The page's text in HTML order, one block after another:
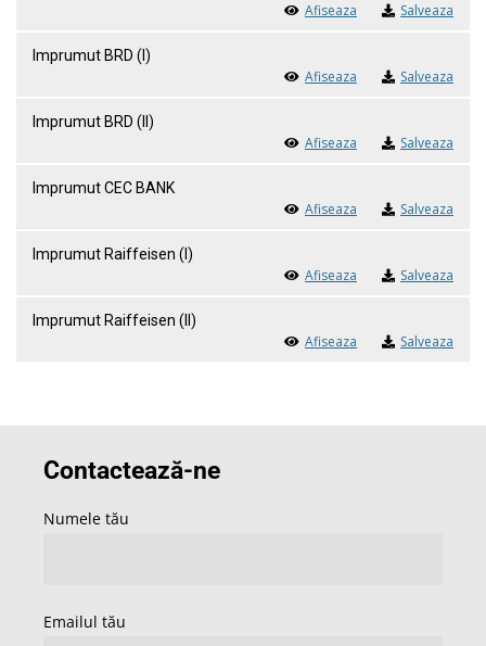
Afiseaza Salveaza
Imprumut BRD (I)
Afiseaza Salveaza
Imprumut BRD (II)
Afiseaza Salveaza
Imprumut CEC BANK
Afiseaza Salveaza
Imprumut Raiffeisen (I)
Afiseaza Salveaza
Imprumut Raiffeisen (II)
Afiseaza Salveaza